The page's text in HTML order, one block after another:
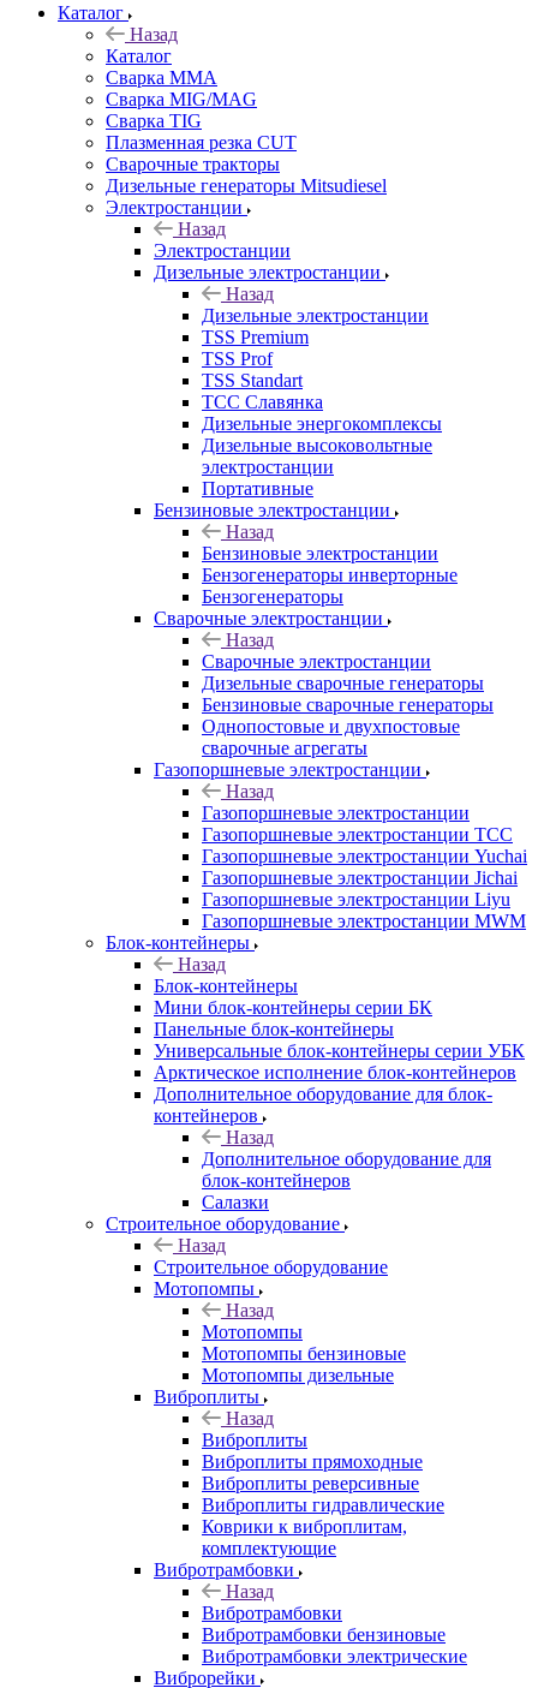
Каталог
Назад
Каталог
Сварка MMA
Сварка MIG/MAG
Сварка TIG
Плазменная резка CUT
Сварочные тракторы
Дизельные генераторы Mitsudiesel
Электростанции
Назад
Электростанции
Дизельные электростанции
Назад
Дизельные электростанции
TSS Premium
TSS Prof
TSS Standart
ТСС Славянка
Дизельные энергокомплексы
Дизельные высоковольтные
электростанции
Портативные
Бензиновые электростанции
Назад
Бензиновые электростанции
Бензогенераторы инверторные
Бензогенераторы
Сварочные электростанции
Назад
Сварочные электростанции
Дизельные сварочные генераторы
Бензиновые сварочные генераторы
Однопостовые и двухпостовые
сварочные агрегаты
Газопоршневые электростанции
Назад
Газопоршневые электростанции
Газопоршневые электростанции ТСС
Газопоршневые электростанции Yuchai
Газопоршневые электростанции Jichai
Газопоршневые электростанции Liyu
Газопоршневые электростанции MWM
Блок-контейнеры
Назад
Блок-контейнеры
Мини блок-контейнеры серии БК
Панельные блок-контейнеры
Универсальные блок-контейнеры серии УБК
Арктическое исполнение блок-контейнеров
Дополнительное оборудование для блок-
контейнеров
Назад
Дополнительное оборудование для
блок-контейнеров
Салазки
Строительное оборудование
Назад
Строительное оборудование
Мотопомпы
Назад
Мотопомпы
Мотопомпы бензиновые
Мотопомпы дизельные
Виброплиты
Назад
Виброплиты
Виброплиты прямоходные
Виброплиты реверсивные
Виброплиты гидравлические
Коврики к виброплитам,
комплектующие
Вибротрамбовки
Назад
Вибротрамбовки
Вибротрамбовки бензиновые
Вибротрамбовки электрические
Виброрейки